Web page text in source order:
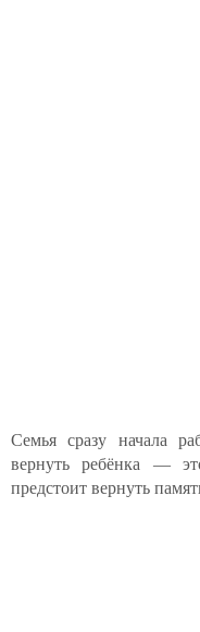
Семья сразу начала
вернуть ребёнка —
предстоит вернуть